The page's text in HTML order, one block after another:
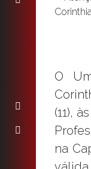
O
(11),
na